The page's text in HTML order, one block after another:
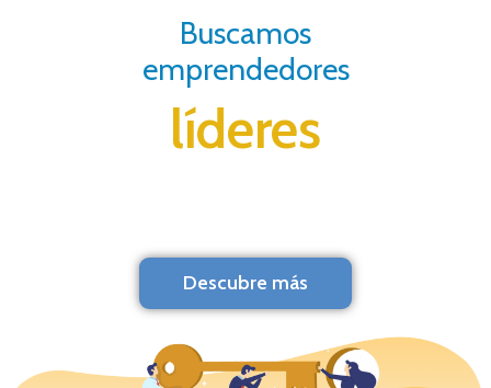
Buscamos
emprendedores
líderes
Descubre más